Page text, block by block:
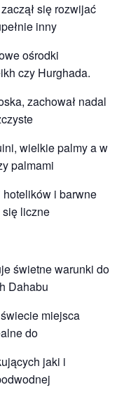
się rozwijać
inny
ośrodki
czy Hurghada.
zachował nadal
wielkie palmy a w
palmami
hotelików i barwne
liczne
świetne warunki do
Dahabu
miejsca
do
jaki i